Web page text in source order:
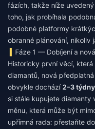
fázích, takže níže
toho, jak probíhala
podobné platformy
obranné plánování, nikoliv
Fáze 1 — Dobíjení a
Historicky první věcí,
diamantů, nová
obvykle dochází2–3
si stále kupujete
měnu, která může být
upřímná rada: přestaňte